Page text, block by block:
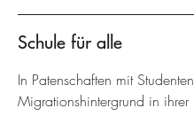
Schule für alle
In Patenschaften mit
Migrationshintergrund in